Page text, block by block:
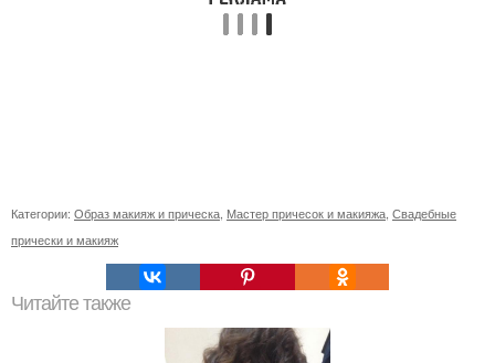
Категории: Образ макияж и прическа, Мастер причесок и макияжа, Свадебные
прически и макияж
Читайте также